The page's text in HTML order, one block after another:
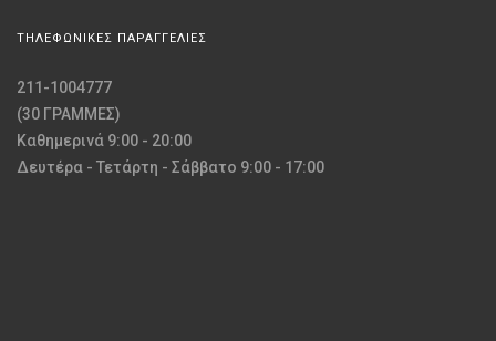
ΤΗΛΕΦΩΝΙΚΕΣ ΠΑΡΑΓΓΕΛΙΕΣ
211-1004777
(30 ΓΡΑΜΜΕΣ)
Καθημερινά 9:00 - 20:00
Δευτέρα - Τετάρτη - Σάββατο 9:00 - 17:00